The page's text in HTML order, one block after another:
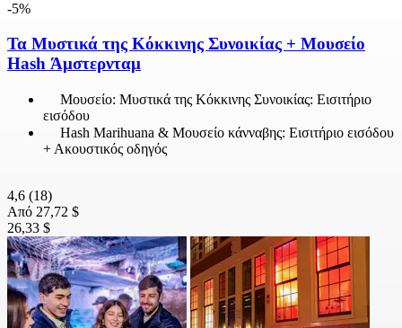
-5%
Τα Μυστικά της Κόκκινης Συνοικίας + Μουσείο
Hash Άμστερνταμ
Μουσείο: Μυστικά της Κόκκινης Συνοικίας: Εισιτήριο
εισόδου
Hash Marihuana & Μουσείο κάνναβης: Εισιτήριο εισόδου
+ Ακουστικός οδηγός
4,6 (18)
Από 27,72 $
26,33 $